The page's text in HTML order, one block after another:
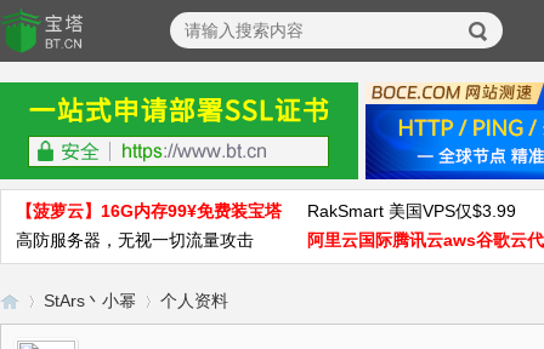
【菠萝云】16G内存99¥免费装宝塔
RakSmart 美国VPS仅$3.99
高防服务器，无视一切流量攻击
阿里云国际腾讯云aws谷歌云
StArs丶小幂 个人资料